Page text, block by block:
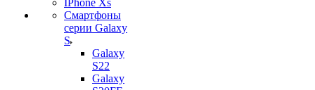
IPhone Xs
Смартфоны
серии Galaxy
S
Galaxy
S22
Galaxy